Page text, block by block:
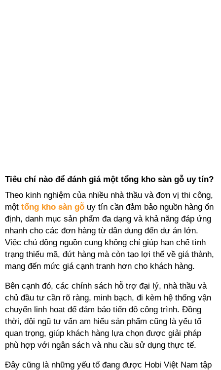
Tiêu chí nào để đánh giá một tổng kho sàn gỗ uy tín?
Theo kinh nghiệm của nhiều nhà thầu và đơn vị thi công,
một tổng kho sàn gỗ uy tín cần đảm bảo nguồn hàng ổn
định, danh mục sản phẩm đa dạng và khả năng đáp ứng
nhanh cho các đơn hàng từ dân dụng đến dự án lớn.
Việc chủ động nguồn cung không chỉ giúp hạn chế tình
trạng thiếu mã, đứt hàng mà còn tạo lợi thế về giá thành,
mang đến mức giá cạnh tranh hơn cho khách hàng.
Bên cạnh đó, các chính sách hỗ trợ đại lý, nhà thầu và
chủ đầu tư cần rõ ràng, minh bạch, đi kèm hệ thống vận
chuyển linh hoạt để đảm bảo tiến độ công trình. Đồng
thời, đội ngũ tư vấn am hiểu sản phẩm cũng là yếu tố
quan trọng, giúp khách hàng lựa chọn được giải pháp
phù hợp với ngân sách và nhu cầu sử dụng thực tế.
Đây cũng là những yếu tố đang được Hobi Việt Nam tập